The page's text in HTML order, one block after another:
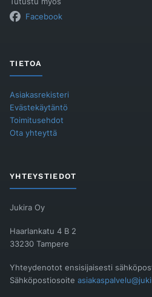
Facebook
TIETOA
Asiakasrekisteri
Evästekäytäntö
Toimitusehdot
Ota yhteyttä
YHTEYSTIEDOT
Jukira Oy
Haarlankatu 4 B 2
33230 Tampere
Yhteydenotot ensisijaisesti
Sähköpostiosoite